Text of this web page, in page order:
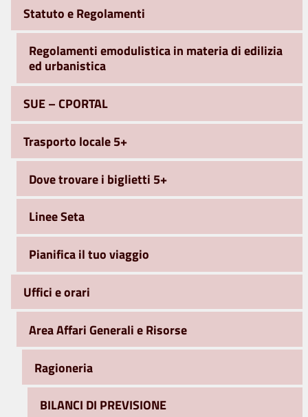
Statuto e Regolamenti
Regolamenti emodulistica in materia di edilizia
ed urbanistica
SUE – CPORTAL
Trasporto locale 5+
Dove trovare i biglietti 5+
Linee Seta
Pianifica il tuo viaggio
Uffici e orari
Area Affari Generali e Risorse
Ragioneria
BILANCI DI PREVISIONE